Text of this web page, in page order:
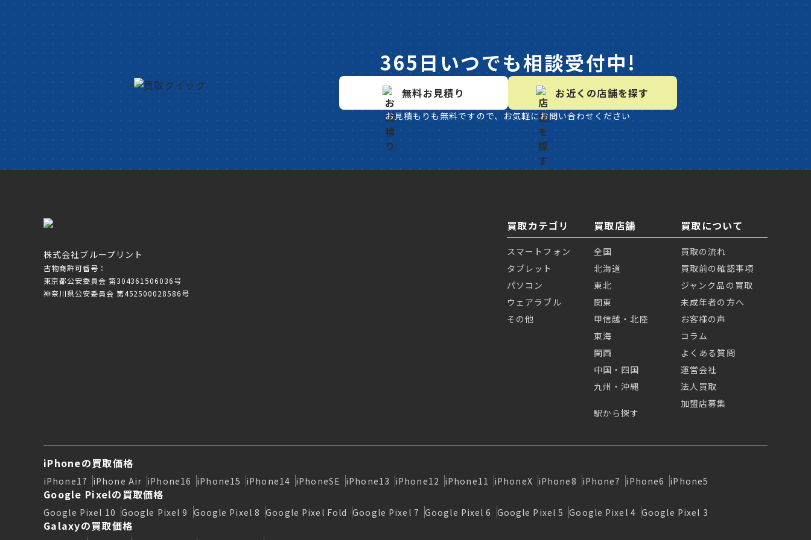
365日いつでも相談受付中!
無料お見積り お近くの店舗を探す
お見積もりも無料ですので、お気軽にお問い合わせください
株式会社ブループリント
古物商許可番号：
東京都公安委員会 第304361506036号
神奈川県公安委員会 第452500028586号
買取カテゴリ
スマートフォン
タブレット
パソコン
ウェアラブル
その他
買取店舗
全国
北海道
東北
関東
甲信越・北陸
東海
関西
中国・四国
九州・沖縄
駅から探す
買取について
買取の流れ
買取前の確認事項
ジャンク品の買取
未成年者の方へ
お客様の声
コラム
よくある質問
運営会社
法人買取
加盟店募集
iPhoneの買取価格
iPhone17 iPhone Air iPhone16 iPhone15 iPhone14 iPhoneSE iPhone13 iPhone12 iPhone11 iPhoneX iPhone8 iPhone7 iPhone6 iPhone5
Google Pixelの買取価格
Google Pixel 10 Google Pixel 9 Google Pixel 8 Google Pixel Fold Google Pixel 7 Google Pixel 6 Google Pixel 5 Google Pixel 4 Google Pixel 3
Galaxyの買取価格